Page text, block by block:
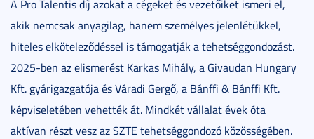
A Pro Talentis díj azokat a cégeket és vezetőiket ismeri el,
akik nemcsak anyagilag, hanem személyes jelenlétükkel,
hiteles elköteleződéssel is támogatják a tehetséggondozást.
2025-ben az elismerést Karkas Mihály, a Givaudan Hungary
Kft. gyárigazgatója és Váradi Gergő, a Bánffi & Bánffi Kft.
képviseletében vehették át. Mindkét vállalat évek óta
aktívan részt vesz az SZTE tehetséggondozó közösségében.